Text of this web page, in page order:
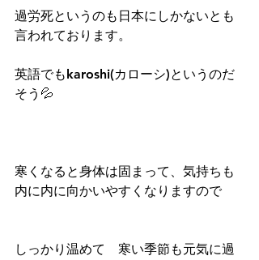
過労死というのも日本にしかないとも
言われております。
英語でもkaroshi(カローシ)というのだ
そう💦
寒くなると身体は固まって、気持ちも
内に内に向かいやすくなりますので
しっかり温めて　寒い季節も元気に過